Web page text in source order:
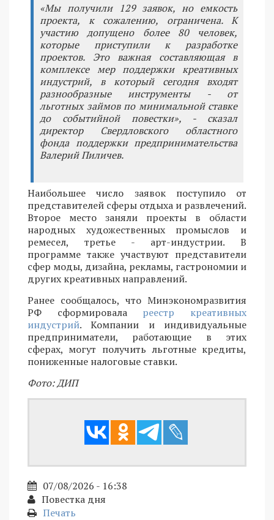
«Мы получили 129 заявок, но емкость
проекта, к сожалению, ограничена. К
участию допущено более 80 человек,
которые приступили к разработке
проектов. Это важная составляющая в
комплексе мер поддержки креативных
индустрий, в который сегодня входят
разнообразные инструменты - от
льготных займов по минимальной ставке
до событийной повестки», - сказал
директор Свердловского областного
фонда поддержки предпринимательства
Валерий Пиличев.
Наибольшее число заявок поступило от
представителей сферы отдыха и развлечений.
Второе место заняли проекты в области
народных художественных промыслов и
ремесел, третье - арт-индустрии. В
программе также участвуют представители
сфер моды, дизайна, рекламы, гастрономии и
других креативных направлений.
Ранее сообщалось, что Минэкономразвития
РФ сформировала реестр креативных
индустрий. Компании и индивидуальные
предприниматели, работающие в этих
сферах, могут получить льготные кредиты,
пониженные налоговые ставки.
Фото: ДИП
07/08/2026 - 16:38
Повестка дня
Печать